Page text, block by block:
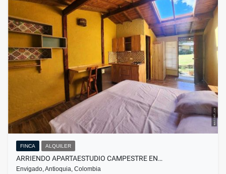
FINCA ALQUILER
ARRIENDO APARTAESTUDIO CAMPESTRE EN…
Envigado, Antioquia, Colombia